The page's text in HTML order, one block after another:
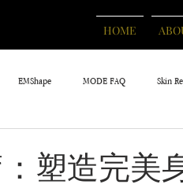
HOME
EMShape MODE FAQ Skin
塑造完美